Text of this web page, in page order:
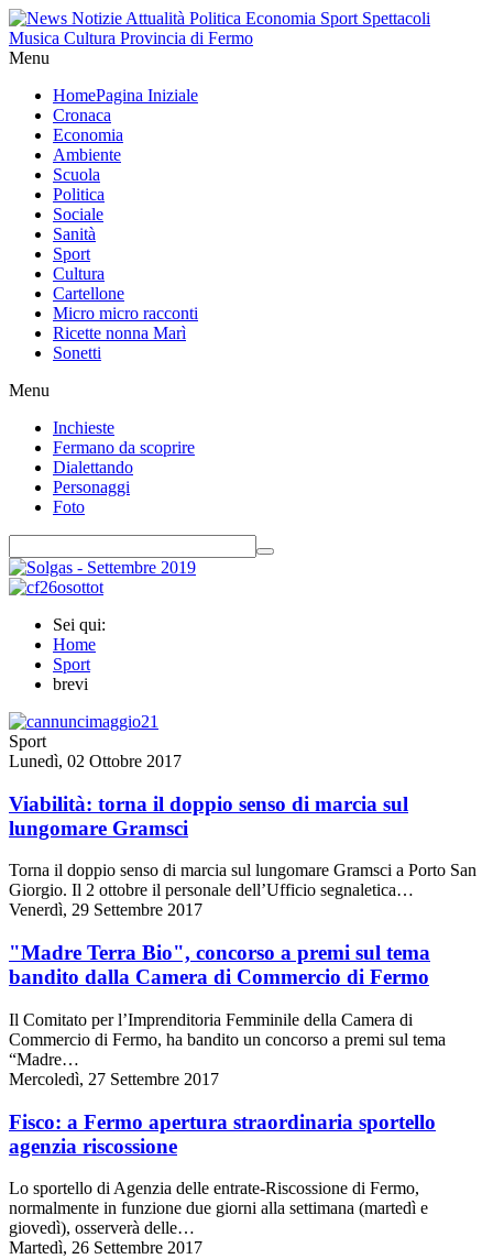
Menu
HomePagina Iniziale
Cronaca
Economia
Ambiente
Scuola
Politica
Sociale
Sanità
Sport
Cultura
Cartellone
Micro micro racconti
Ricette nonna Marì
Sonetti
Menu
Inchieste
Fermano da scoprire
Dialettando
Personaggi
Foto
Sei qui:
Home
Sport
brevi
Sport
Lunedì, 02 Ottobre 2017
Viabilità: torna il doppio senso di marcia sul
lungomare Gramsci
Torna il doppio senso di marcia sul lungomare Gramsci a Porto San
Giorgio. Il 2 ottobre il personale dell’Ufficio segnaletica…
Venerdì, 29 Settembre 2017
"Madre Terra Bio", concorso a premi sul tema
bandito dalla Camera di Commercio di Fermo
Il Comitato per l’Imprenditoria Femminile della Camera di
Commercio di Fermo, ha bandito un concorso a premi sul tema
“Madre…
Mercoledì, 27 Settembre 2017
Fisco: a Fermo apertura straordinaria sportello
agenzia riscossione
Lo sportello di Agenzia delle entrate-Riscossione di Fermo,
normalmente in funzione due giorni alla settimana (martedì e
giovedì), osserverà delle…
Martedì, 26 Settembre 2017